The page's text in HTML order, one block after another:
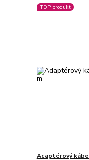
TOP produkt
Adaptérový